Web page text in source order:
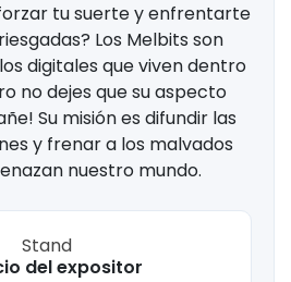
tu suerte y enfrentarte
Los Melbits son
digitales que viven dentro
no dejes que su aspecto
Su misión es difundir las
y frenar a los malvados
nuestro mundo.
Stand
del expositor